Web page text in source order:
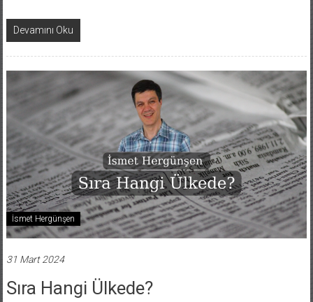
Devamını Oku
İsmet Hergünşen
31 Mart 2024
Sıra Hangi Ülkede?